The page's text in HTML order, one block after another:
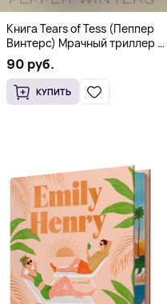
Книга Tears of Tess (Пеппер
Винтерс) Мрачный триллер о
выживании и страсти (18+)
90 руб.
КУПИТЬ